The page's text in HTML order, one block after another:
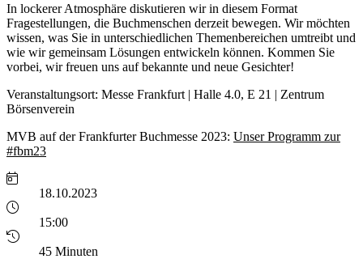
In lockerer Atmosphäre diskutieren wir in diesem Format
Fragestellungen, die Buchmenschen derzeit bewegen. Wir möchten
wissen, was Sie in unterschiedlichen Themenbereichen umtreibt und
wie wir gemeinsam Lösungen entwickeln können. Kommen Sie
vorbei, wir freuen uns auf bekannte und neue Gesichter!
Veranstaltungsort: Messe Frankfurt | Halle 4.0, E 21 | Zentrum
Börsenverein
MVB auf der Frankfurter Buchmesse 2023: Unser Programm zur
#fbm23
18.10.2023
15:00
45 Minuten